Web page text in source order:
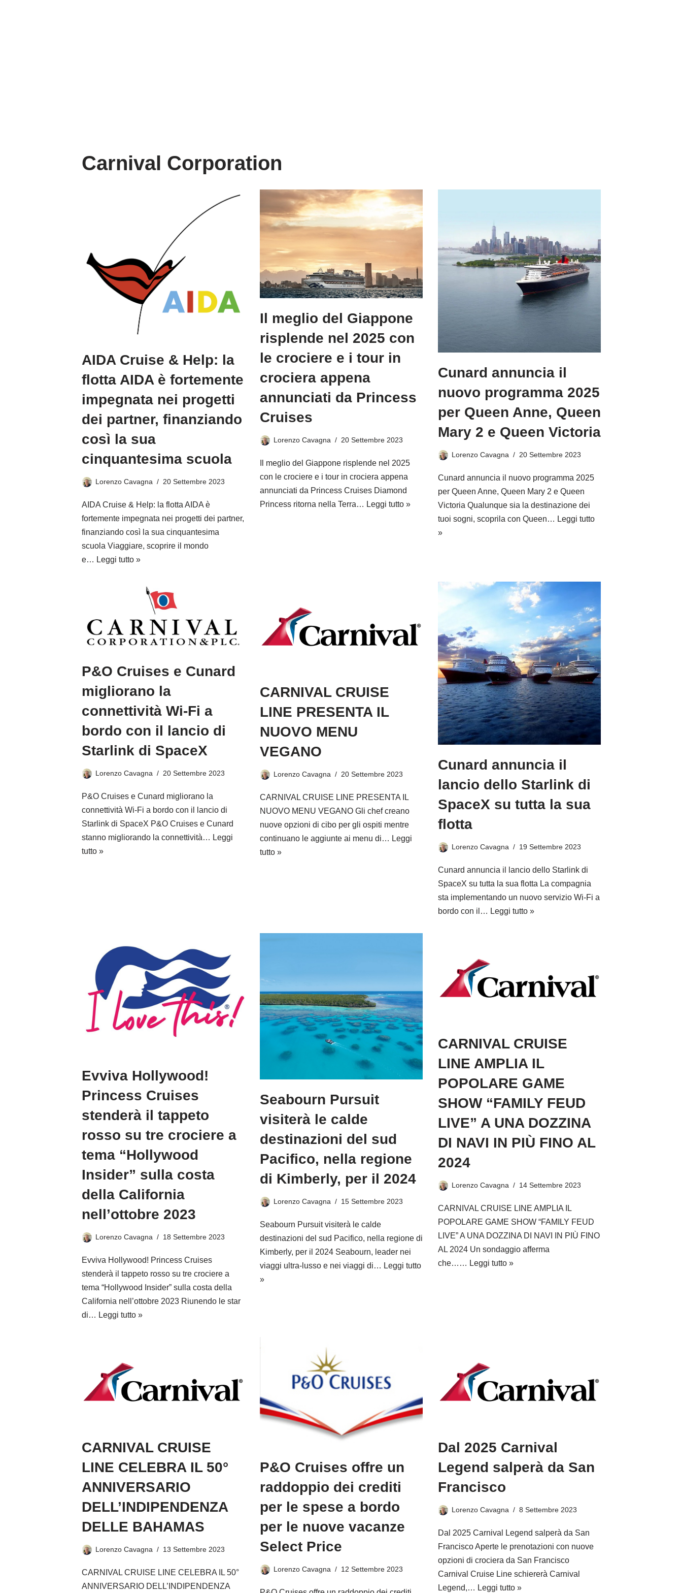
Carnival Corporation
AIDA Cruise & Help: la
flotta AIDA è fortemente
impegnata nei progetti
dei partner, finanziando
così la sua
cinquantesima scuola
Lorenzo Cavagna 20 Settembre 2023
AIDA Cruise & Help: la flotta AIDA è
fortemente impegnata nei progetti dei partner,
finanziando così la sua cinquantesima
scuola Viaggiare, scoprire il mondo
e… Leggi tutto »
Il meglio del Giappone
risplende nel 2025 con
le crociere e i tour in
crociera appena
annunciati da Princess
Cruises
Lorenzo Cavagna 20 Settembre 2023
Il meglio del Giappone risplende nel 2025
con le crociere e i tour in crociera appena
annunciati da Princess Cruises Diamond
Princess ritorna nella Terra… Leggi tutto »
Cunard annuncia il
nuovo programma 2025
per Queen Anne, Queen
Mary 2 e Queen Victoria
Lorenzo Cavagna 20 Settembre 2023
Cunard annuncia il nuovo programma 2025
per Queen Anne, Queen Mary 2 e Queen
Victoria Qualunque sia la destinazione dei
tuoi sogni, scoprila con Queen… Leggi tutto
»
P&O Cruises e Cunard
migliorano la
connettività Wi-Fi a
bordo con il lancio di
Starlink di SpaceX
Lorenzo Cavagna 20 Settembre 2023
P&O Cruises e Cunard migliorano la
connettività Wi-Fi a bordo con il lancio di
Starlink di SpaceX P&O Cruises e Cunard
stanno migliorando la connettività… Leggi
tutto »
CARNIVAL CRUISE
LINE PRESENTA IL
NUOVO MENU
VEGANO
Lorenzo Cavagna 20 Settembre 2023
CARNIVAL CRUISE LINE PRESENTA IL
NUOVO MENU VEGANO Gli chef creano
nuove opzioni di cibo per gli ospiti mentre
continuano le aggiunte ai menu di… Leggi
tutto »
Cunard annuncia il
lancio dello Starlink di
SpaceX su tutta la sua
flotta
Lorenzo Cavagna 19 Settembre 2023
Cunard annuncia il lancio dello Starlink di
SpaceX su tutta la sua flotta La compagnia
sta implementando un nuovo servizio Wi-Fi a
bordo con il… Leggi tutto »
Evviva Hollywood!
Princess Cruises
stenderà il tappeto
rosso su tre crociere a
tema “Hollywood
Insider” sulla costa
della California
nell’ottobre 2023
Lorenzo Cavagna 18 Settembre 2023
Evviva Hollywood! Princess Cruises
stenderà il tappeto rosso su tre crociere a
tema “Hollywood Insider” sulla costa della
California nell’ottobre 2023 Riunendo le star
di… Leggi tutto »
Seabourn Pursuit
visiterà le calde
destinazioni del sud
Pacifico, nella regione
di Kimberly, per il 2024
Lorenzo Cavagna 15 Settembre 2023
Seabourn Pursuit visiterà le calde
destinazioni del sud Pacifico, nella regione di
Kimberly, per il 2024 Seabourn, leader nei
viaggi ultra-lusso e nei viaggi di… Leggi tutto
»
CARNIVAL CRUISE
LINE AMPLIA IL
POPOLARE GAME
SHOW “FAMILY FEUD
LIVE” A UNA DOZZINA
DI NAVI IN PIÙ FINO AL
2024
Lorenzo Cavagna 14 Settembre 2023
CARNIVAL CRUISE LINE AMPLIA IL
POPOLARE GAME SHOW “FAMILY FEUD
LIVE” A UNA DOZZINA DI NAVI IN PIÙ FINO
AL 2024 Un sondaggio afferma
che…… Leggi tutto »
CARNIVAL CRUISE
LINE CELEBRA IL 50°
ANNIVERSARIO
DELL’INDIPENDENZA
DELLE BAHAMAS
Lorenzo Cavagna 13 Settembre 2023
CARNIVAL CRUISE LINE CELEBRA IL 50°
ANNIVERSARIO DELL’INDIPENDENZA
P&O Cruises offre un
raddoppio dei crediti
per le spese a bordo
per le nuove vacanze
Select Price
Lorenzo Cavagna 12 Settembre 2023
Dal 2025 Carnival
Legend salperà da San
Francisco
Lorenzo Cavagna 8 Settembre 2023
Dal 2025 Carnival Legend salperà da San
Francisco Aperte le prenotazioni con nuove
opzioni di crociera da San Francisco
Carnival Cruise Line schiererà Carnival
Legend,… Leggi tutto »